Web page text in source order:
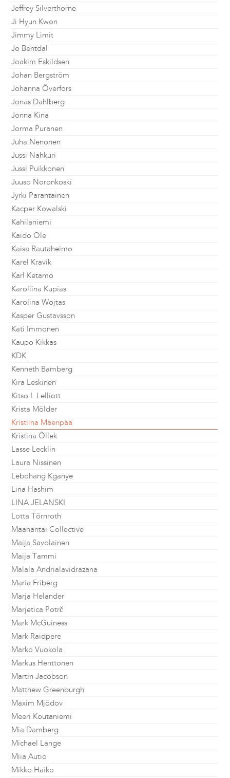
Jeffrey Silverthorne
Ji Hyun Kwon
Jimmy Limit
Jo Bentdal
Joakim Eskildsen
Johan Bergström
Johanna Överfors
Jonas Dahlberg
Jonna Kina
Jorma Puranen
Juha Nenonen
Jussi Nahkuri
Jussi Puikkonen
Juuso Noronkoski
Jyrki Parantainen
Kacper Kowalski
Kahilaniemi
Kaido Ole
Kaisa Rautaheimo
Karel Kravik
Karl Ketamo
Karoliina Kupias
Karolina Wojtas
Kasper Gustavsson
Kati Immonen
Kaupo Kikkas
KDK
Kenneth Bamberg
Kira Leskinen
Kitso L Lelliott
Krista Mölder
Kristiina Mäenpää
Kristina Õllek
Lasse Lecklin
Laura Nissinen
Lebohang Kganye
Lina Hashim
LINA JELANSKI
Lotta Törnroth
Maanantai Collective
Maija Savolainen
Maija Tammi
Malala Andrialavidrazana
Maria Friberg
Marja Helander
Marjetica Potrč
Mark McGuiness
Mark Raidpere
Marko Vuokola
Markus Henttonen
Martin Jacobson
Matthew Greenburgh
Maxim Mjödov
Meeri Koutaniemi
Mia Damberg
Michael Lange
Miia Autio
Mikko Haiko